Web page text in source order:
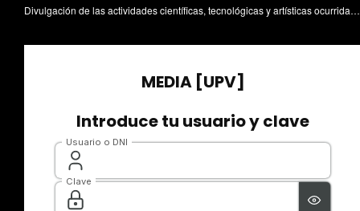
Divulgación de las actividades científicas, tecnológicas y artísticas ocurridas en los tres campus de la UPV